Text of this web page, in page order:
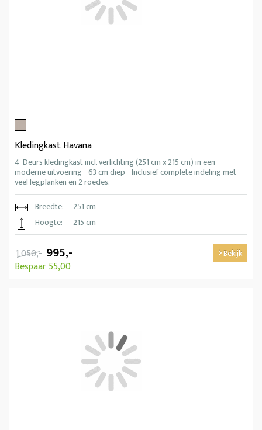
Kledingkast Havana
4-Deurs kledingkast incl. verlichting (251 cm x 215 cm) in een
moderne uitvoering - 63 cm diep - Inclusief complete indeling met
veel legplanken en 2 roedes.
Breedte:
251 cm
Hoogte:
215 cm
1.050,- 995,-
Bespaar 55,00
Bekijk